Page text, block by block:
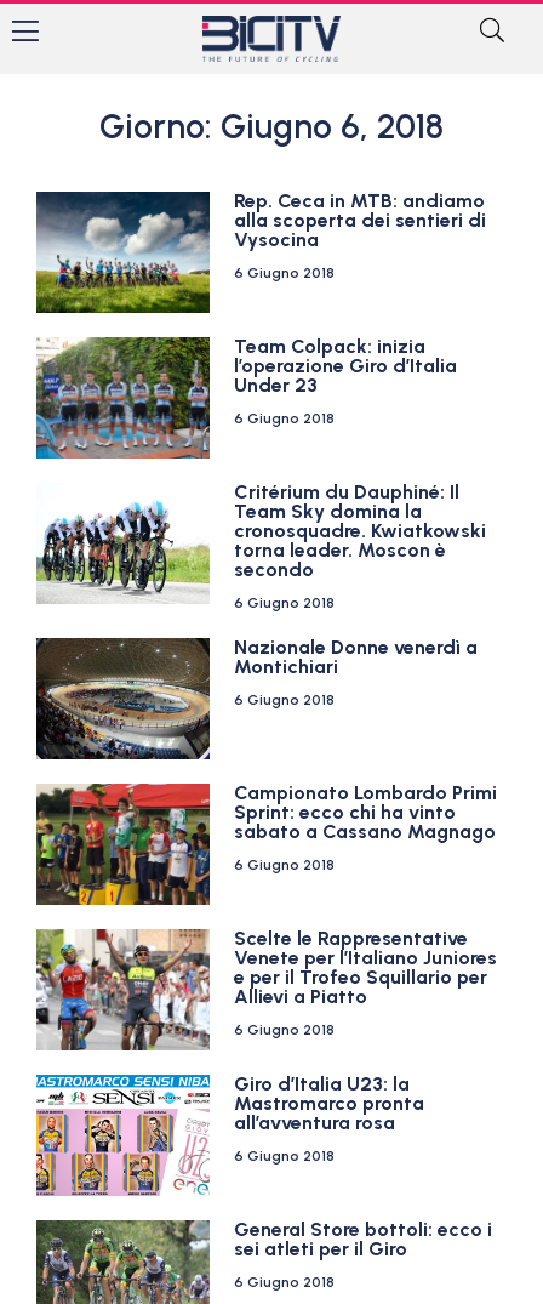
Giorno: Giugno 6, 2018
Rep. Ceca in MTB: andiamo
alla scoperta dei sentieri di
Vysocina
6 Giugno 2018
Team Colpack: inizia
l’operazione Giro d’Italia
Under 23
6 Giugno 2018
Critérium du Dauphiné: Il
Team Sky domina la
cronosquadre. Kwiatkowski
torna leader. Moscon è
secondo
6 Giugno 2018
Nazionale Donne venerdì a
Montichiari
6 Giugno 2018
Campionato Lombardo Primi
Sprint: ecco chi ha vinto
sabato a Cassano Magnago
6 Giugno 2018
Scelte le Rappresentative
Venete per l’Italiano Juniores
e per il Trofeo Squillario per
Allievi a Piatto
6 Giugno 2018
Giro d’Italia U23: la
Mastromarco pronta
all’avventura rosa
6 Giugno 2018
General Store bottoli: ecco i
sei atleti per il Giro
6 Giugno 2018